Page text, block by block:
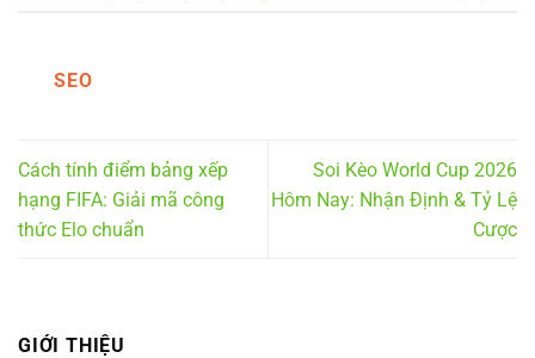
SEO
Cách tính điểm bảng xếp
hạng FIFA: Giải mã công
thức Elo chuẩn
Soi Kèo World Cup 2026
Hôm Nay: Nhận Định & Tỷ Lệ
Cược
GIỚI THIỆU